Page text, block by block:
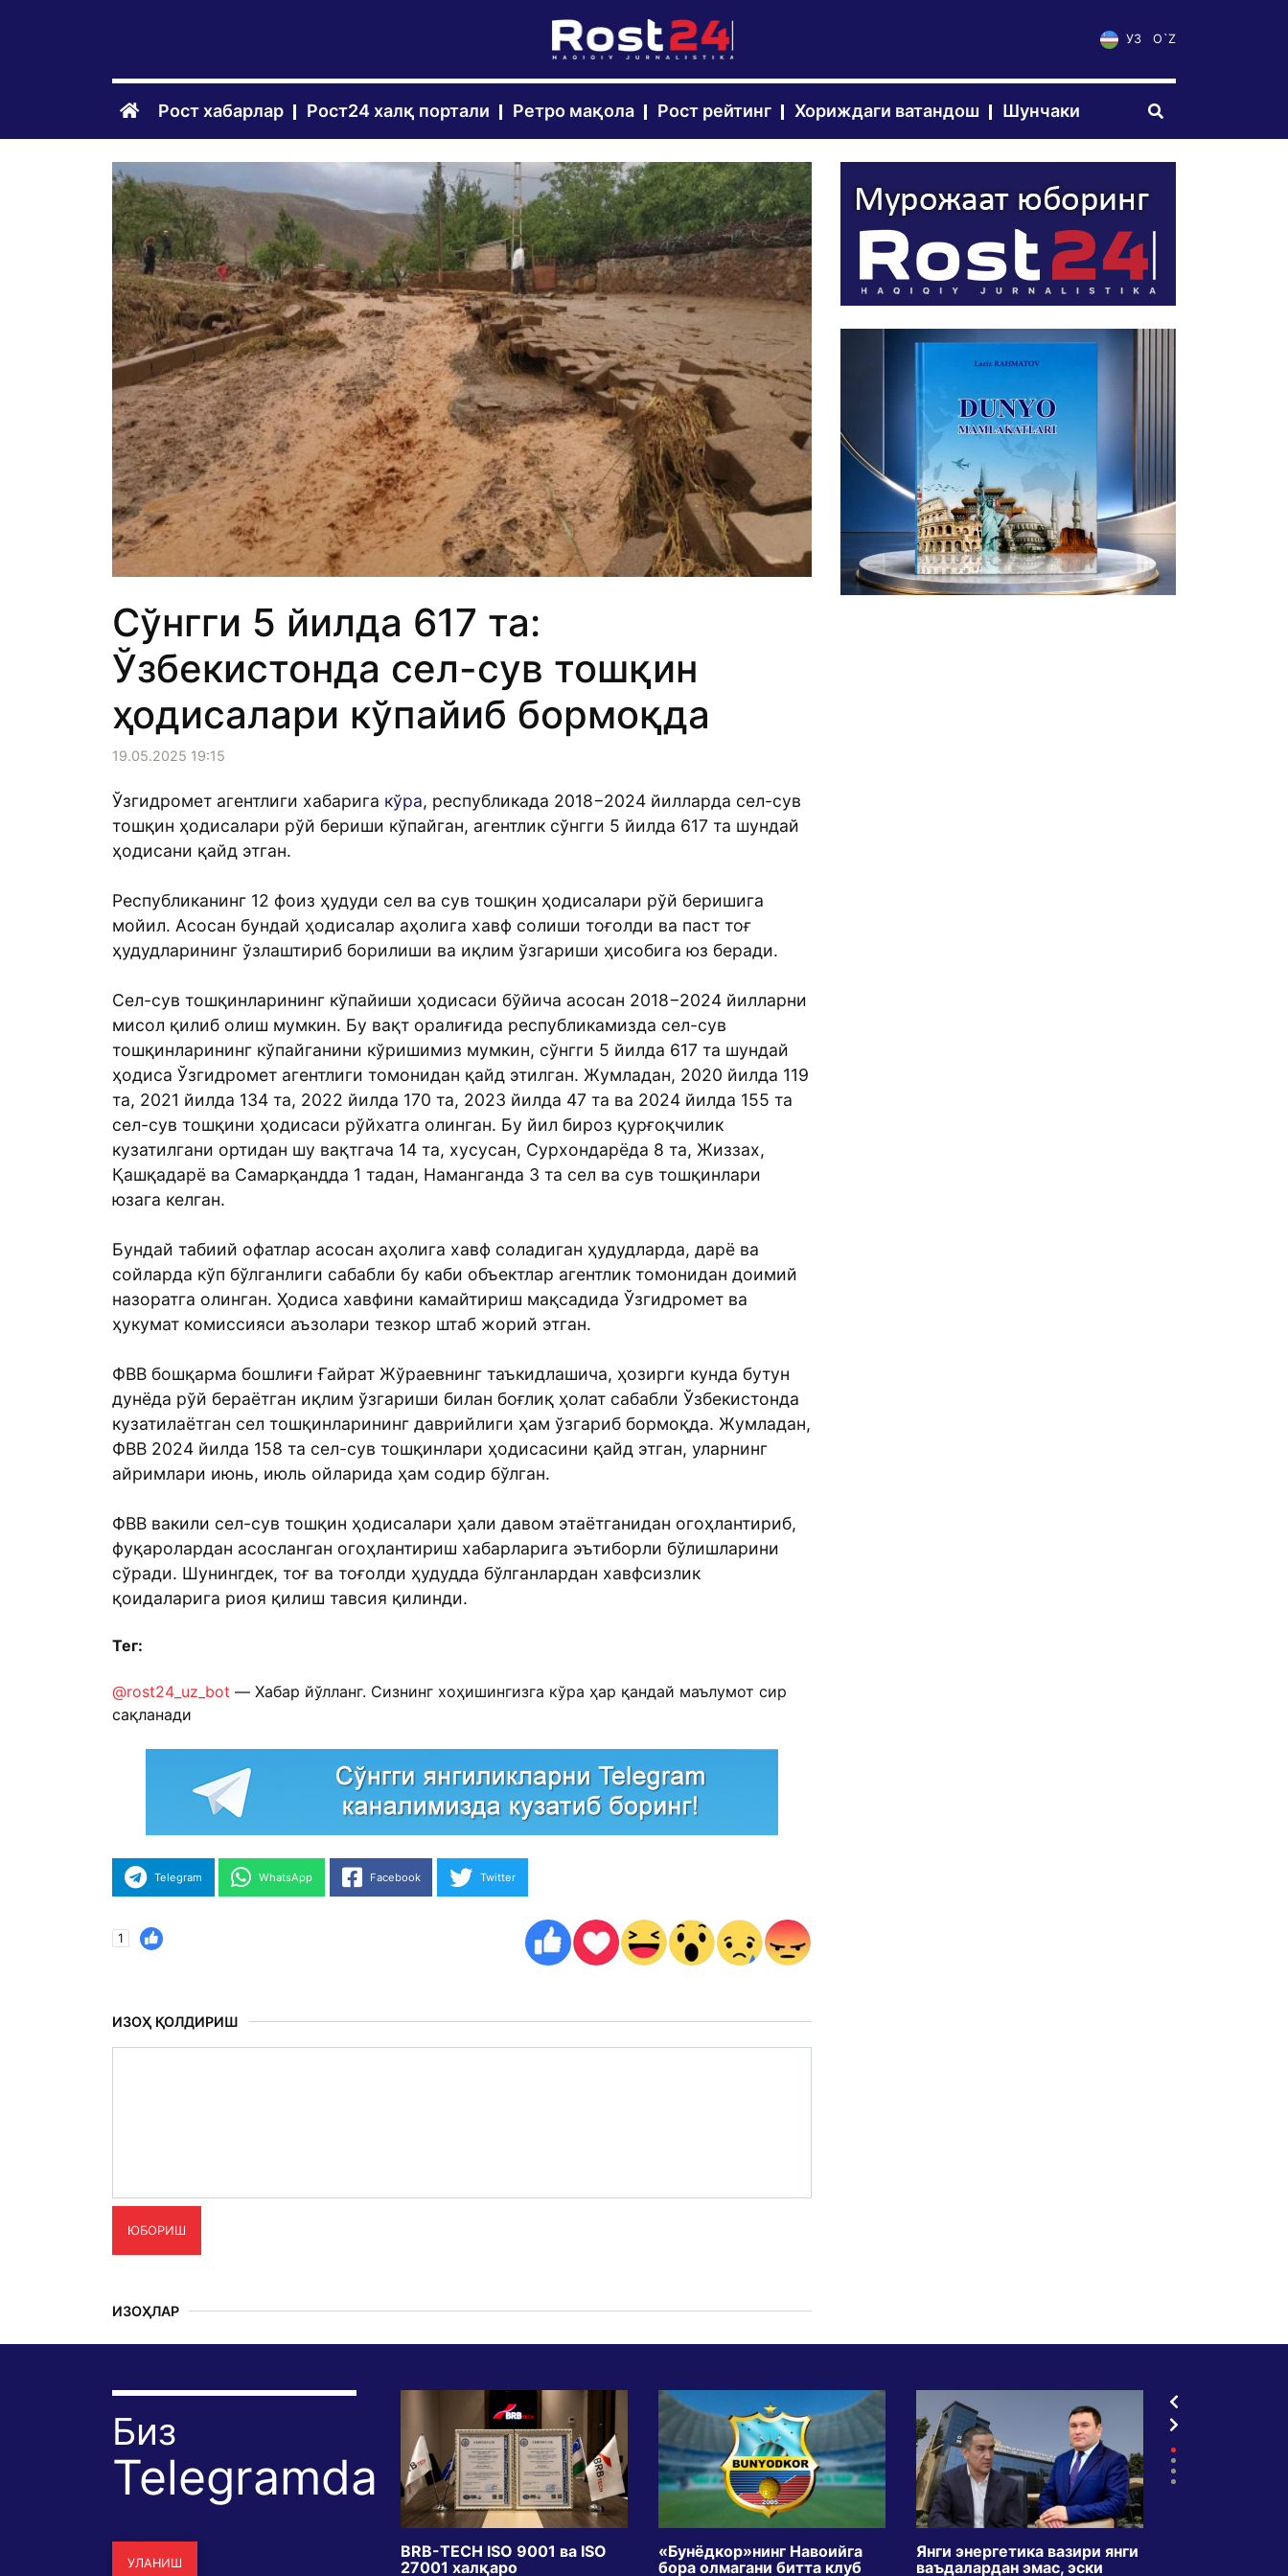
УЗ O`Z
Рост хабарлар Рост24 халқ портали Ретро мақола Рост рейтинг Хориждаги ватандош Шунчаки
Сўнгги 5 йилда 617 та:
Ўзбекистонда сел-сув тошқин
ҳодисалари кўпайиб бормоқда
19.05.2025 19:15
Ўзгидромет агентлиги хабарига кўра, республикада 2018−2024 йилларда сел-сув
тошқин ҳодисалари рўй бериши кўпайган, агентлик сўнгги 5 йилда 617 та шундай
ҳодисани қайд этган.
Республиканинг 12 фоиз ҳудуди сел ва сув тошқин ҳодисалари рўй беришига
мойил. Асосан бундай ҳодисалар аҳолига хавф солиши тоғолди ва паст тоғ
ҳудудларининг ўзлаштириб борилиши ва иқлим ўзгариши ҳисобига юз беради.
Сел-сув тошқинларининг кўпайиши ҳодисаси бўйича асосан 2018−2024 йилларни
мисол қилиб олиш мумкин. Бу вақт оралиғида республикамизда сел-сув
тошқинларининг кўпайганини кўришимиз мумкин, сўнгги 5 йилда 617 та шундай
ҳодиса Ўзгидромет агентлиги томонидан қайд этилган. Жумладан, 2020 йилда 119
та, 2021 йилда 134 та, 2022 йилда 170 та, 2023 йилда 47 та ва 2024 йилда 155 та
сел-сув тошқини ҳодисаси рўйхатга олинган. Бу йил бироз қурғоқчилик
кузатилгани ортидан шу вақтгача 14 та, хусусан, Сурхондарёда 8 та, Жиззах,
Қашқадарё ва Самарқандда 1 тадан, Наманганда 3 та сел ва сув тошқинлари
юзага келган.
Бундай табиий офатлар асосан аҳолига хавф соладиган ҳудудларда, дарё ва
сойларда кўп бўлганлиги сабабли бу каби объектлар агентлик томонидан доимий
назоратга олинган. Ҳодиса хавфини камайтириш мақсадида Ўзгидромет ва
ҳукумат комиссияси аъзолари тезкор штаб жорий этган.
ФВВ бошқарма бошлиғи Ғайрат Жўраевнинг таъкидлашича, ҳозирги кунда бутун
дунёда рўй бераётган иқлим ўзгариши билан боғлиқ ҳолат сабабли Ўзбекистонда
кузатилаётган сел тошқинларининг даврийлиги ҳам ўзгариб бормоқда. Жумладан,
ФВВ 2024 йилда 158 та сел-сув тошқинлари ҳодисасини қайд этган, уларнинг
айримлари июнь, июль ойларида ҳам содир бўлган.
ФВВ вакили сел-сув тошқин ҳодисалари ҳали давом этаётганидан огоҳлантириб,
фуқаролардан асосланган огоҳлантириш хабарларига эътиборли бўлишларини
сўради. Шунингдек, тоғ ва тоғолди ҳудудда бўлганлардан хавфсизлик
қоидаларига риоя қилиш тавсия қилинди.
Тег:
@rost24_uz_bot — Хабар йўлланг. Сизнинг хоҳишингизга кўра ҳар қандай маълумот сир
сақланади
Telegram WhatsApp Facebook Twitter
1
ИЗОҲ ҚОЛДИРИШ
ЮБОРИШ
ИЗОҲЛАР
Биз
Telegramda
УЛАНИШ
тақдир: Япония нега омон
BRB-TECH ISO 9001 ва ISO
27001 халқаро
«Бунёдкор»нинг Навоийга
бора олмагани битта клуб
Янги энергетика вазири янги
ваъдалардан эмас, эски